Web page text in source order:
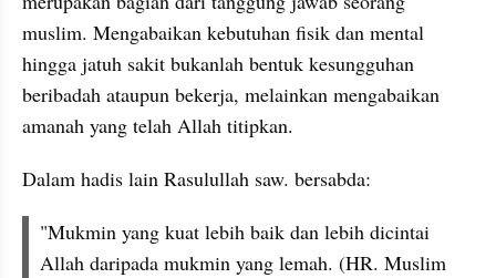
muslim. Mengabaikan kebutuhan fisik dan mental
hingga jatuh sakit bukanlah bentuk kesungguhan
beribadah ataupun bekerja, melainkan mengabaikan
amanah yang telah Allah titipkan.
Dalam hadis lain Rasulullah saw. bersabda:
"Mukmin yang kuat lebih baik dan lebih dicintai
Allah daripada mukmin yang lemah. (HR. Muslim